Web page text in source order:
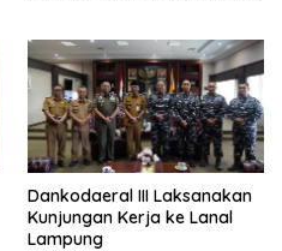
Dankodaeral III Laksanakan
Kunjungan Kerja ke Lanal
Lampung